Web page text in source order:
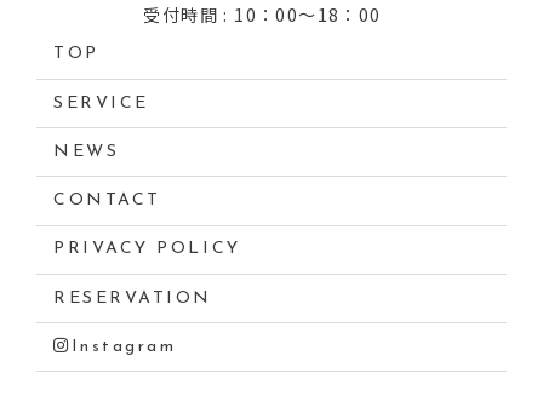
受付時間 : 10：00～18：00
TOP
SERVICE
NEWS
CONTACT
PRIVACY POLICY
RESERVATION
Instagram